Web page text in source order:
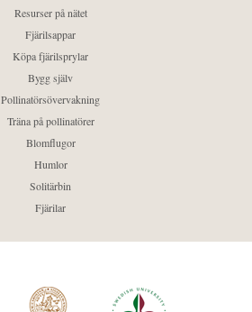
Resurser på nätet
Fjärilsappar
Köpa fjärilsprylar
Bygg själv
Pollinatörsövervakning
Träna på pollinatörer
Blomflugor
Humlor
Solitärbin
Fjärilar